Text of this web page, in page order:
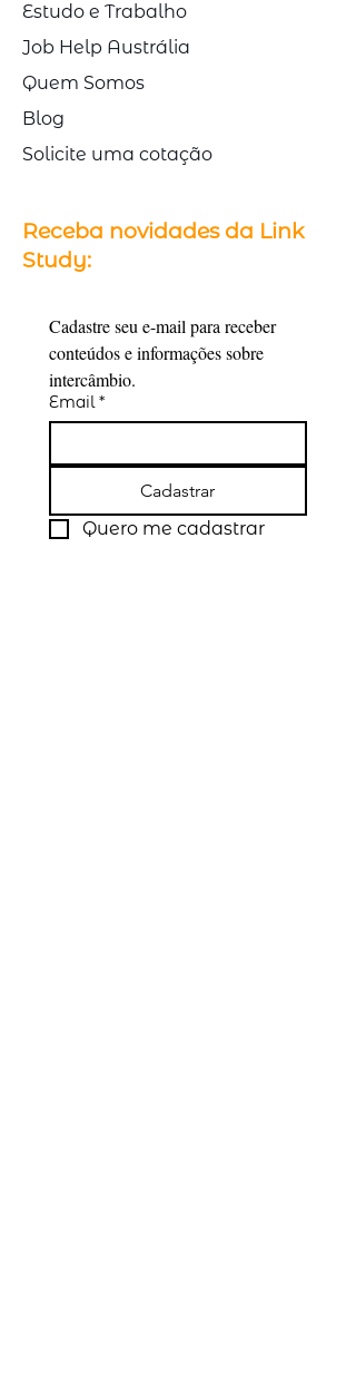
Estudo e Trabalho
Job Help Austrália
Quem Somos
Blog
Solicite uma cotação
Receba novidades da Link
Study:
Cadastre seu e-mail para receber
conteúdos e informações sobre
intercâmbio.
Email *
Cadastrar
Quero me cadastrar